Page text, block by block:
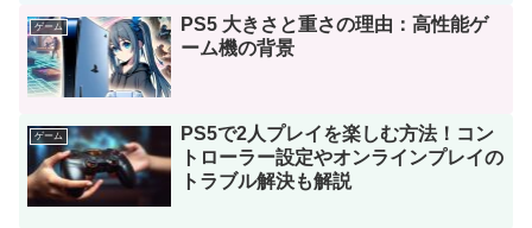
ゲーム
PS5 大きさと重さの理由：高性能ゲ
ーム機の背景
ゲーム
PS5で2人プレイを楽しむ方法！コン
トローラー設定やオンラインプレイの
トラブル解決も解説